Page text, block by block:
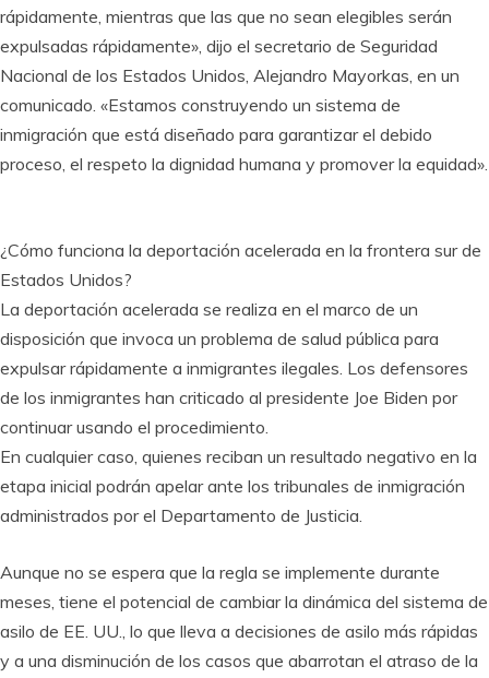
rápidamente, mientras que las que no sean elegibles serán
expulsadas ​​rápidamente», dijo el secretario de Seguridad
Nacional de los Estados Unidos, Alejandro Mayorkas, en un
comunicado. «Estamos construyendo un sistema de
inmigración que está diseñado para garantizar el debido
proceso, el respeto la dignidad humana y promover la equidad».
¿Cómo funciona la deportación acelerada en la frontera sur de
Estados Unidos?
La deportación acelerada se realiza en el marco de un
disposición que invoca un problema de salud pública para
expulsar rápidamente a inmigrantes ilegales. Los defensores
de los inmigrantes han criticado al presidente Joe Biden por
continuar usando el procedimiento.
En cualquier caso, quienes reciban un resultado negativo en la
etapa inicial podrán apelar ante los tribunales de inmigración
administrados por el Departamento de Justicia.
Aunque no se espera que la regla se implemente durante
meses, tiene el potencial de cambiar la dinámica del sistema de
asilo de EE. UU., lo que lleva a decisiones de asilo más rápidas
y a una disminución de los casos que abarrotan el atraso de la